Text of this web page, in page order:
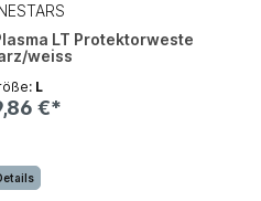
LT Protektorweste
weiss
L
€*